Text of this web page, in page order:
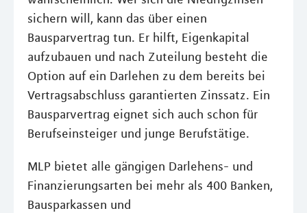
sichern will, kann das über einen
Bausparvertrag tun. Er hilft, Eigenkapital
aufzubauen und nach Zuteilung besteht die
Option auf ein Darlehen zu dem bereits bei
Vertragsabschluss garantierten Zinssatz. Ein
Bausparvertrag eignet sich auch schon für
Berufseinsteiger und junge Berufstätige.
MLP bietet alle gängigen Darlehens- und
Finanzierungsarten bei mehr als 400 Banken,
Bausparkassen und